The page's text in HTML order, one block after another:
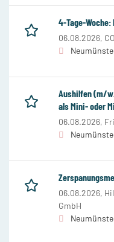
4-Tage-
06.08.2026,
Aushilfen (m/
als Mini- oder
06.08.2026,
06.08.2026,
GmbH